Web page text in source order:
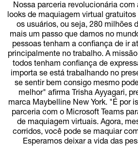
Nossa parceria revolucionária
looks de maquiagem virtual gratuitos
os usuários, ou seja, 280 milhões
mais um passo que damos no
pessoas tenham a confiança de ir
principalmente no trabalho. A
todos tenham confiança de
importa se está trabalhando no
se sentir bem consigo mesmo
melhor" afirma Trisha Ayyagari,
marca Maybelline New York. "É por
parceria com o Microsoft Teams
de maquiagem virtuais. Agora,
corridos, você pode se maquiar
Esperamos deixar a vida das